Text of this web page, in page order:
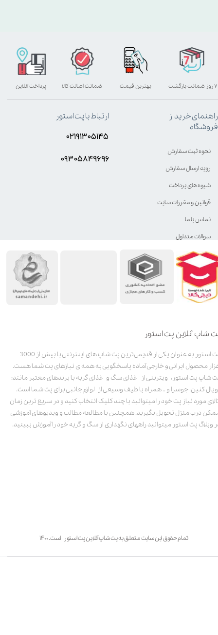
شاپ آنلاین پت استور
پت استور به عنوان یکی از قدیمی‌ترین پت شاپ های اینترنتی با بیش از 3000
محصول ایرانی و خارجی آماده پاسخگویی به همه ی نیازهای پت شما هست.
شاپ پت استور، ویترینی از غذای سگ و غذای گربه با برندهای معتبر مانند:
کنین، جوسرا و .. همراه با طیف وسیعی از لوازم جانبی برای پت شما است.
مورد نیاز پت خود را میتوانید با چند کلیک انتخاب کنید و در سریع ترین زمان
درب منزل تحویل بگیرید. همچنین با مطالعه مطالب و ویدیوهای آموزشی
وبلاگ پت استور میتوانید راههای نگهداری از سگ و گربه خود را آموزش ببینید.
تمام حقوق این سایت متعلق به پت شاپ آنلاین پت استور است. ۱۴۰۰
بهترین قیمت پرداخت آنلاین ۷ روز ضمانت بازگشت ضمانت اصالت کالا
راهنمای خرید از
فروشگاه
نحوه ثبت سفارش
رویه ارسال سفارش
شیوه‌های پرداخت
قوانین و مقررات سایت
تماس با ما
سوالات متداول
ارتباط با پت استور
۰۲۱۹۱۳۰۵۱۴۵
۰۹۳۰۵8۴9696